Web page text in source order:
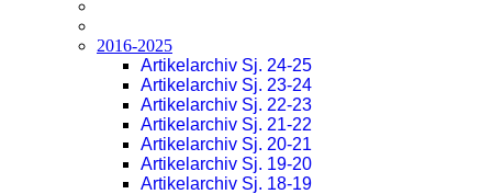
2016-2025
Artikelarchiv Sj. 24-25
Artikelarchiv Sj. 23-24
Artikelarchiv Sj. 22-23
Artikelarchiv Sj. 21-22
Artikelarchiv Sj. 20-21
Artikelarchiv Sj. 19-20
Artikelarchiv Sj. 18-19